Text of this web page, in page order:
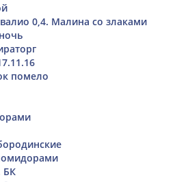
0,4. Малина со злаками
помело
БК